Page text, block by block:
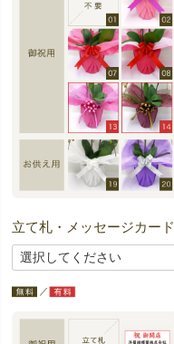
立て札・メッセージカード